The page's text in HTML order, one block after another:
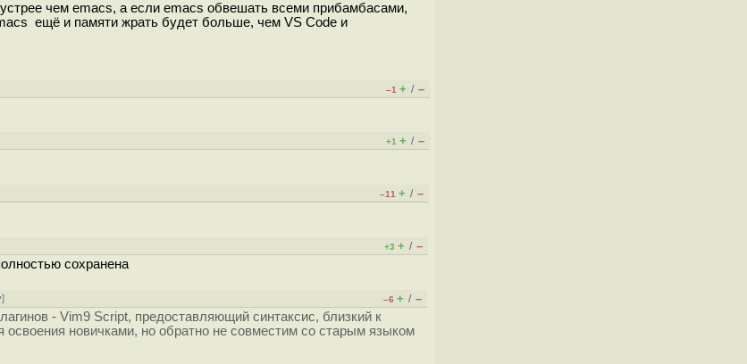
чем emacs, а если emacs обвешать всеми прибамбасами,
ещё и памяти жрать будет больше, чем VS Code и
–1 + / –
+1 + / –
–11 + / –
+3 + / –
сохранена
] –6 + / –
- Vim9 Script, предоставляющий синтаксис, близкий к
новичками, но обратно не совместим со старым языком